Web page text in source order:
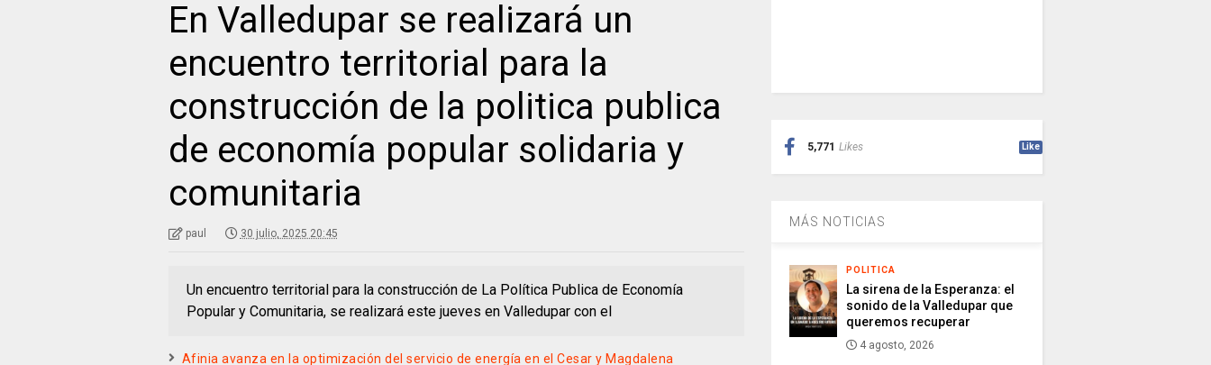
En Valledupar se realizará un
encuentro territorial para la
construcción de la politica publica
de economía popular solidaria y
comunitaria
paul 30 julio, 2025 20:45
Un encuentro territorial para la construcción de La Política Publica de Economía
Popular y Comunitaria, se realizará este jueves en Valledupar con el
Afinia avanza en la optimización del servicio de energía en el Cesar y Magdalena
5,771 Likes Like
MÁS NOTICIAS
POLITICA
La sirena de la Esperanza: el
sonido de la Valledupar que
queremos recuperar
4 agosto, 2026